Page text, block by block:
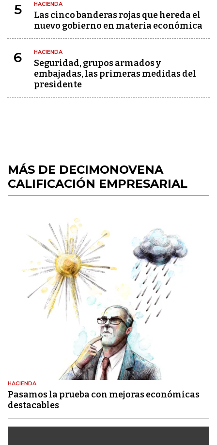
5 HACIENDA
Las cinco banderas rojas que hereda el
nuevo gobierno en materia económica
6 HACIENDA
Seguridad, grupos armados y
embajadas, las primeras medidas del
presidente
MÁS DE DECIMONOVENA
CALIFICACIÓN EMPRESARIAL
HACIENDA
Pasamos la prueba con mejoras económicas
destacables